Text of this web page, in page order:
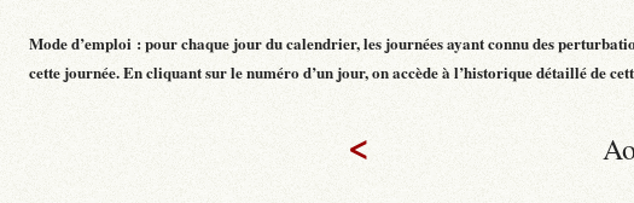
Mode d’emploi : pour chaque jour du calendrier, les journées ayant connu des
cette journée. En cliquant sur le numéro d’un jour, on accède à l’historique détaillé de
<